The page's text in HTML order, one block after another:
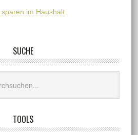
im Haushalt
SUCHE
TOOLS